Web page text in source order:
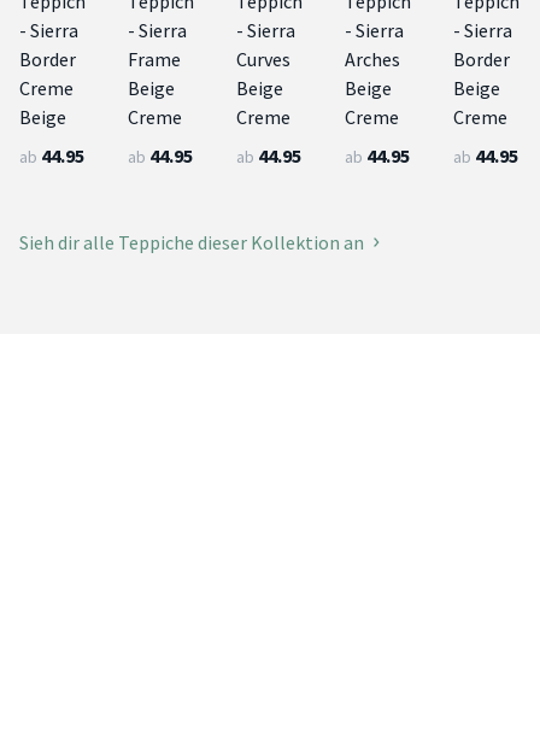
- Sierra
Border
Creme
Beige
ab 44.95
- Sierra
Frame
Beige
Creme
ab 44.95
- Sierra
Curves
Beige
Creme
ab 44.95
- Sierra
Arches
Beige
Creme
ab 44.95
- Sierra
Border
Beige
Creme
ab 44.95
Sieh dir alle Teppiche dieser Kollektion an